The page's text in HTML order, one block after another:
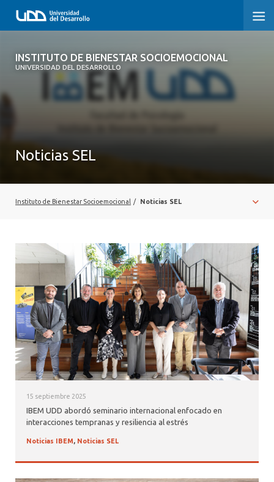
INSTITUTO DE BIENESTAR SOCIOEMOCIONAL
UNIVERSIDAD DEL DESARROLLO
INSTITUTO DE BIENESTAR
SOCIOEMOCIONAL
FORMAR
CONTACTO
Noticias SEL
Instituto de Bienestar Socioemocional / Noticias SEL
15 septiembre 2025
IBEM UDD abordó seminario internacional enfocado en
interacciones tempranas y resiliencia al estrés
Noticias IBEM, Noticias SEL